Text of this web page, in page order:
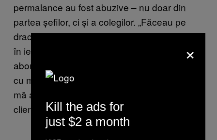
permalance au fost abuzive – nu doar din
partea șefilor, ci și a colegilor. „Făceau pe
dracu în patru să se asigure că-mi știu locul
în ierarhie”, a spus el. „Când un client mă
aborda direct, ceva ce oricum aș fi discutat
cu managerul meu direct, colegii se uneau și
mă acuzau că de fapt încercam să fur
clientul.”
×
Kill the ads for
just $2 a month